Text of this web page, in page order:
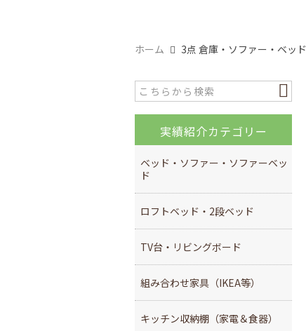
ホーム 3点 倉庫・ソファー・ベッド
実績紹介カテゴリー
ベッド・ソファー・ソファーベッ
ド
ロフトベッド・2段ベッド
TV台・リビングボード
組み合わせ家具（IKEA等）
キッチン収納棚（家電＆食器）